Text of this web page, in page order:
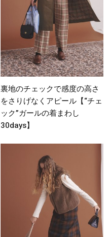
裏地のチェックで感度の高さ
をさりげなくアピール【“チェ
ック”ガールの着まわし
30days】